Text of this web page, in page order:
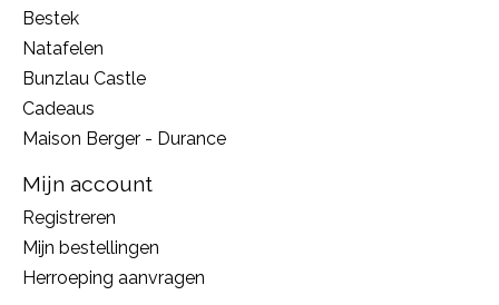
Bestek
Natafelen
Bunzlau Castle
Cadeaus
Maison Berger - Durance
Mijn account
Registreren
Mijn bestellingen
Herroeping aanvragen